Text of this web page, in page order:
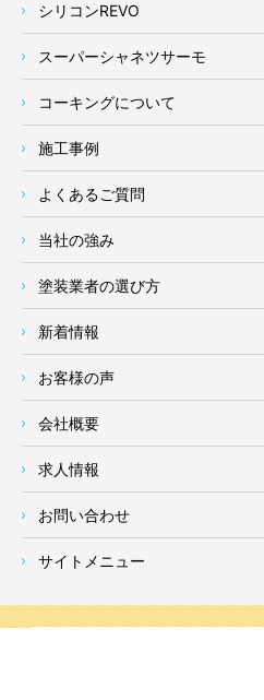
シリコンREVO
スーパーシャネツサーモ
コーキングについて
施工事例
よくあるご質問
当社の強み
塗装業者の選び方
新着情報
お客様の声
会社概要
求人情報
お問い合わせ
サイトメニュー